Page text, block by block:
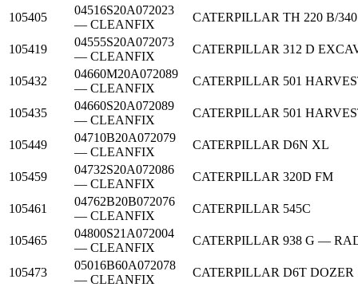
105405
04516S20A072023
— CLEANFIX
CATERPILLAR TH 220 B/
105419
04555S20A072073
— CLEANFIX
CATERPILLAR 312 D
105432
04660M20A072089
— CLEANFIX
CATERPILLAR 501
105435
04660S20A072089
— CLEANFIX
CATERPILLAR 501
105449
04710B20A072079
— CLEANFIX
CATERPILLAR D6N XL
105459
04732S20A072086
— CLEANFIX
CATERPILLAR 320D FM
105461
04762B20B072076
— CLEANFIX
CATERPILLAR 545C
105465
04800S21A072004
— CLEANFIX
CATERPILLAR 938 G —
105473
05016B60A072078
— CLEANFIX
CATERPILLAR D6T DOZER